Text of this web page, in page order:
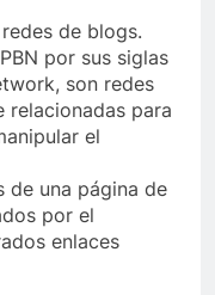
de blogs.
por sus siglas
son redes
relacionadas para
el
de una página de
por el
enlaces